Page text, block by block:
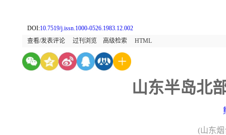
DOI:10.7519/j.issn.1000-0526.1983.12.002
查看/发表评论
过刊浏览 高级检索 HTML
山东半岛北
(山东